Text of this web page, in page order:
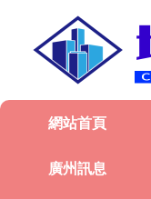
網站首頁
廣州訊息